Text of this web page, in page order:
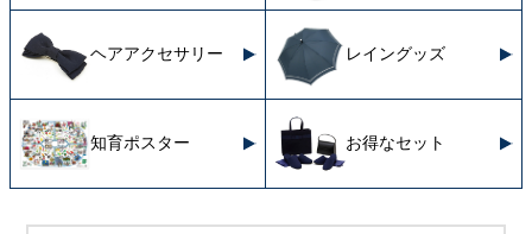
ヘアアクセサリー レイングッズ
知育ポスター お得なセット